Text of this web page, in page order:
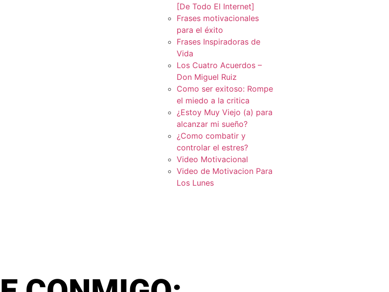
[De Todo El Internet]
Frases motivacionales
para el éxito
Frases Inspiradoras de
Vida
Los Cuatro Acuerdos –
Don Miguel Ruiz
Como ser exitoso: Rompe
el miedo a la critica
¿Estoy Muy Viejo (a) para
alcanzar mi sueño?
¿Como combatir y
controlar el estres?
Video Motivacional
Video de Motivacion Para
Los Lunes